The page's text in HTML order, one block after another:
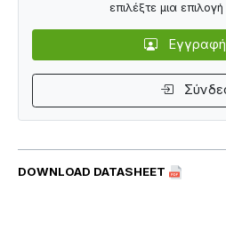
DOWNLOAD DATASHEET
επιλέξτε μια